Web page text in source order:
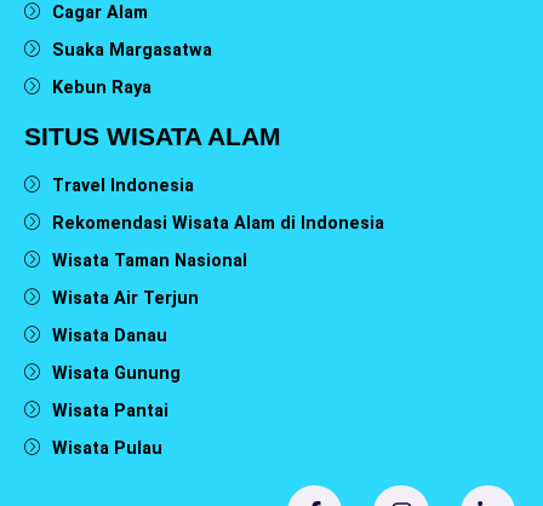
Cagar Alam
Suaka Margasatwa
Kebun Raya
SITUS WISATA ALAM
Travel Indonesia
Rekomendasi Wisata Alam di Indonesia
Wisata Taman Nasional
Wisata Air Terjun
Wisata Danau
Wisata Gunung
Wisata Pantai
Wisata Pulau